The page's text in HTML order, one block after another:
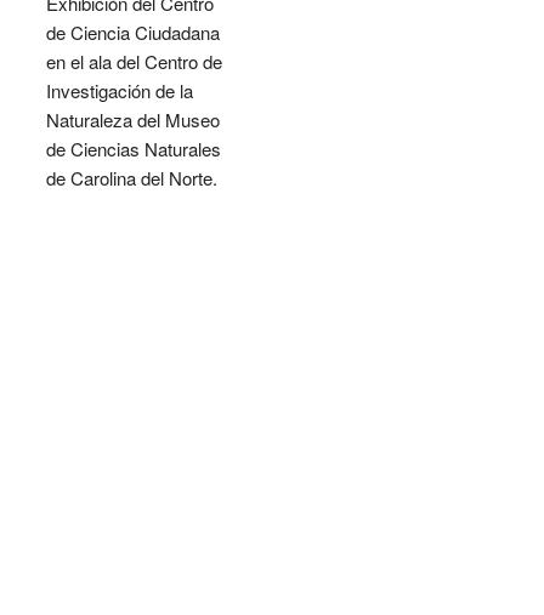
de Ciencia Ciudadana
en el ala del Centro de
Investigación de la
Naturaleza del Museo
de Ciencias Naturales
de Carolina del Norte.